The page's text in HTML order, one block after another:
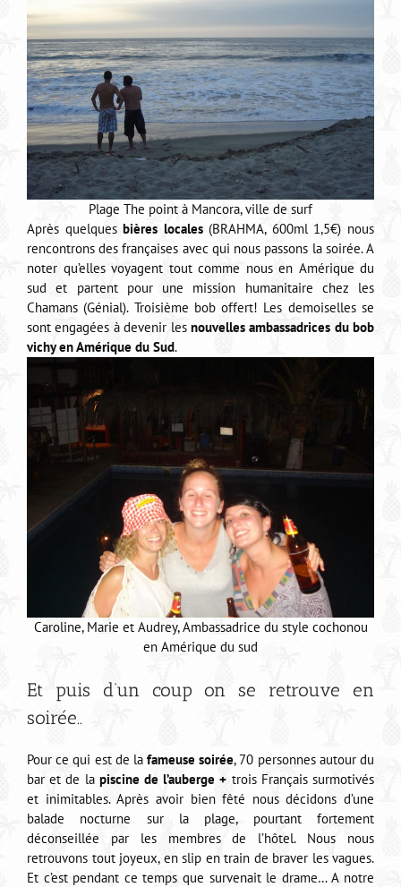
Plage The point à Mancora, ville de surf
Après quelquesbières locales(BRAHMA, 600ml 1,5€) nous
rencontrons des françaises avec qui nous passons la soirée. A
noter qu’elles voyagent tout comme nous en Amérique du
sud et partent pour une mission humanitaire chez les
Chamans (Génial). Troisième bob offert! Les demoiselles se
sont engagées à devenir les nouvelles ambassadrices du bob
vichy en Amérique du Sud.
Caroline, Marie et Audrey, Ambassadrice du style cochonou
en Amérique du sud
Et puis d’un coup on se retrouve en
soirée..
Pour ce qui est de lafameuse soirée, 70 personnes autour du
bar et de la piscine de l’auberge + trois Français surmotivés
et inimitables. Après avoir bien fêté nous décidons d’une
balade nocturne sur la plage, pourtant fortement
déconseillée par les membres de l’hôtel. Nous nous
retrouvons tout joyeux, en slip en train de braver les vagues.
Et c’est pendant ce temps que survenait le drame… A notre